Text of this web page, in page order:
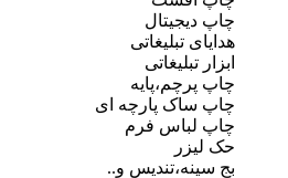
پارچه ای
فرم
و..